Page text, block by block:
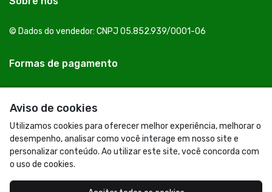
Aviso de cookies
Utilizamos cookies para oferecer melhor experiência, melhorar o
desempenho, analisar como você interage em nosso site e
personalizar conteúdo. Ao utilizar este site, você concorda com
o uso de cookies.
© Dados do vendedor: CNPJ 05.852.939/0001-06
Formas de pagamento